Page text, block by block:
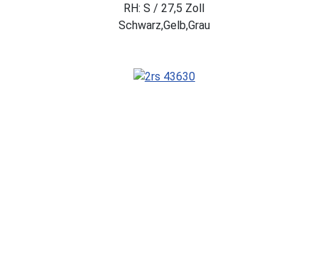
RH: S / 27,5 Zoll
Schwarz,Gelb,Grau